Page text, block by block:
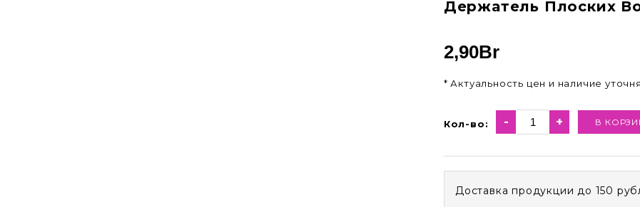
Держатель Плоских
2,90Br
* Актуальность цен и наличие
Кол-во: - + В
Доставка продукции до 150